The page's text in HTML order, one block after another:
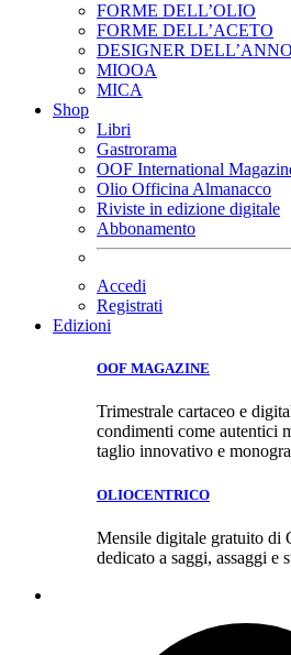
FORME DELL’OLIO
FORME DELL’ACETO
DESIGNER DELL’ANNO
MIOOA
MICA
Shop
Libri
Gastrorama
OOF International
Olio Officina Almanacco
Riviste in edizione digitale
Abbonamento
Accedi
Registrati
Edizioni
OOF MAGAZINE
Trimestrale cartaceo e
condimenti come autentici
taglio innovativo e
OLIOCENTRICO
Mensile digitale gratuito di
dedicato a saggi, assaggi e